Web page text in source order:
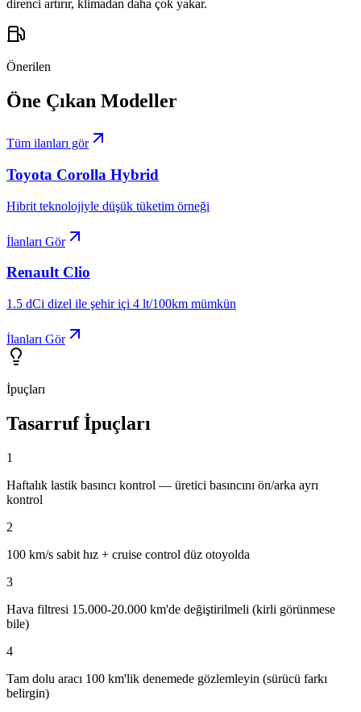
direnci artırır, klimadan daha çok yakar.
Önerilen
Öne Çıkan Modeller
Tüm ilanları gör
Toyota Corolla Hybrid
Hibrit teknolojiyle düşük tüketim örneği
İlanları Gör
Renault Clio
1.5 dCi dizel ile şehir içi 4 lt/100km mümkün
İlanları Gör
İpuçları
Tasarruf İpuçları
1
Haftalık lastik basıncı kontrol — üretici basıncını ön/arka ayrı
kontrol
2
100 km/s sabit hız + cruise control düz otoyolda
3
Hava filtresi 15.000-20.000 km'de değiştirilmeli (kirli görünmese
bile)
4
Tam dolu aracı 100 km'lik denemede gözlemleyin (sürücü farkı
belirgin)